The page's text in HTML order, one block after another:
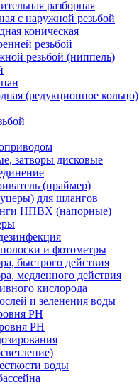
разборная
с наружной резьбой
коническая
резьбой
резьбой (ниппель)
(редукционное кольцо)
затворы дисковые
(праймер)
для шлангов
НПВХ (напорные)
и фотометры
быстрого действия
медленного действия
кислорода
и зеленения воды
РН
РН
воды